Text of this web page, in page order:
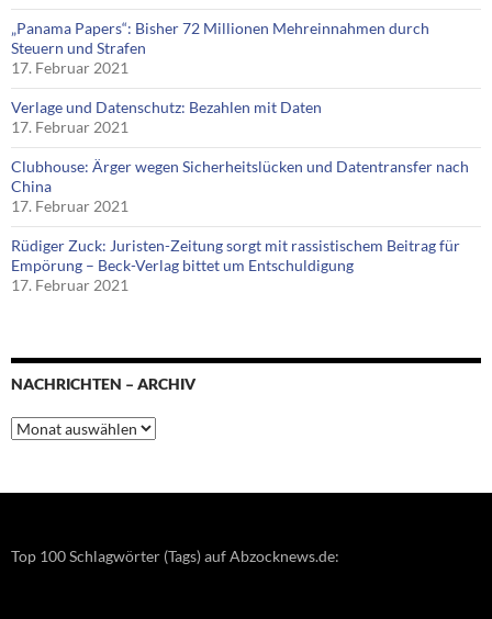
„Panama Papers“: Bisher 72 Millionen Mehreinnahmen durch
Steuern und Strafen
17. Februar 2021
Verlage und Datenschutz: Bezahlen mit Daten
17. Februar 2021
Clubhouse: Ärger wegen Sicherheitslücken und Datentransfer nach
China
17. Februar 2021
Rüdiger Zuck: Juristen-Zeitung sorgt mit rassistischem Beitrag für
Empörung – Beck-Verlag bittet um Entschuldigung
17. Februar 2021
NACHRICHTEN – ARCHIV
Nachrichten
–
Top 100 Schlagwörter (Tags) auf Abzocknews.de: